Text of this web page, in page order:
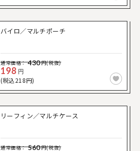
バイロ／マルチポーチ
通常価格： 430円(税抜)
198 円
(税込218円)
リーフィン／マルチケース
通常価格： 560円(税抜)